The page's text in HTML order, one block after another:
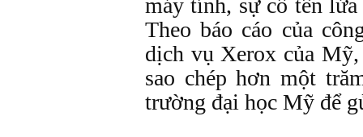
máy tính, sự cố tên
Theo báo cáo của
dịch vụ Xerox của
sao chép hơn một
trường đại học Mỹ để